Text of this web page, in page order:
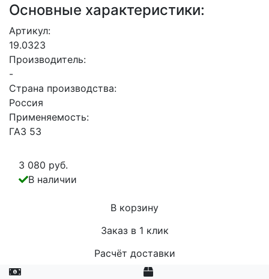
Основные характеристики:
Артикул:
19.0323
Производитель:
-
Страна производства:
Россия
Применяемость:
ГАЗ 53
3 080 руб.
В наличии
В корзину
Заказ в 1 клик
Расчёт доставки